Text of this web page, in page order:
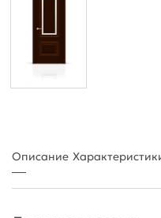
Описание